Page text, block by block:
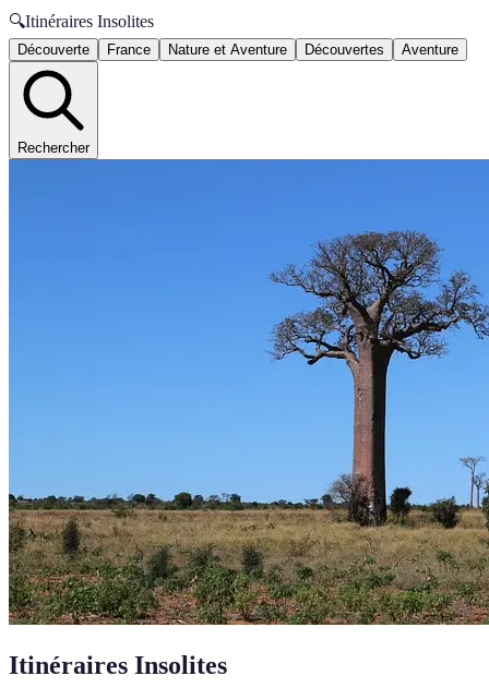
🔍Itinéraires Insolites
Découverte France Nature et Aventure Découvertes Aventure
Rechercher
Itinéraires Insolites